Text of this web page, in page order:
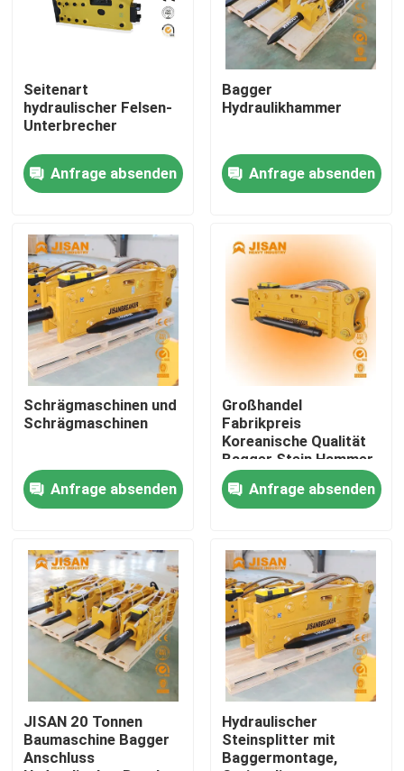
Haus
Produkte
Über uns
Fabrik-Ausflug
Qualitätskontrolle
Fordern Sie ein Zitat
Company News
Bagger-Felsen-Unterbrecher
hydraulischer Felsenunterbrecher
Seitenart
hydraulischer Felsen-
Unterbrecher
Anfrage absenden
Bagger
Hydraulikhammer
Anfrage absenden
Schrägmaschinen und
Schrägmaschinen
Anfrage absenden
Großhandel
Fabrikpreis
Koreanische Qualität
Bagger Stein Hammer
Neues Bauwerk
Bergbau Steinbrecher
Motor Schiefer Motor
Anfrage absenden
JISAN 20 Tonnen
Baumaschine Bagger
Anschluss
Hydraulischer
Steinsplitter mit
Baggermontage,